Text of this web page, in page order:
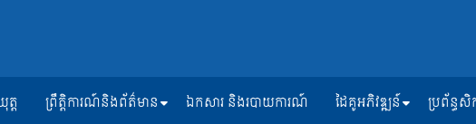
ត ព្រឹត្តិការណ៍និងព័ត៌មាន ឯកសារ និងរបាយការណ៍ ដៃគូអភិវឌ្ឍន៍ ប្រព័ន្ធ